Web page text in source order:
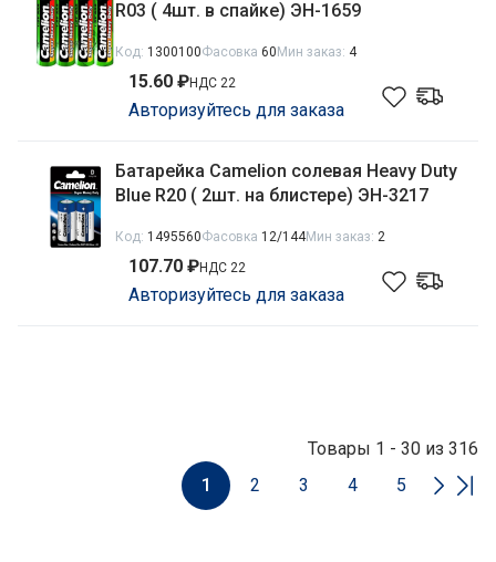
R03 ( 4шт. в спайке) ЭН-1659
Код: 1300100Фасовка 60 Мин заказ: 4
15.60 ₽НДС 22
Авторизуйтесь для заказа
Батарейка Camelion солевая Heavy Duty
Blue R20 ( 2шт. на блистере) ЭН-3217
Код: 1495560Фасовка 12/144Мин заказ: 2
107.70 ₽НДС 22
Авторизуйтесь для заказа
Товары 1 - 30 из 316
1
2 3 4 5